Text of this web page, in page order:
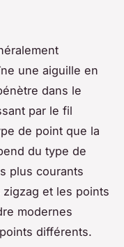
une aiguille en
dans le
par le fil
de point que la
du type de
plus courants
et les points
modernes
différents.